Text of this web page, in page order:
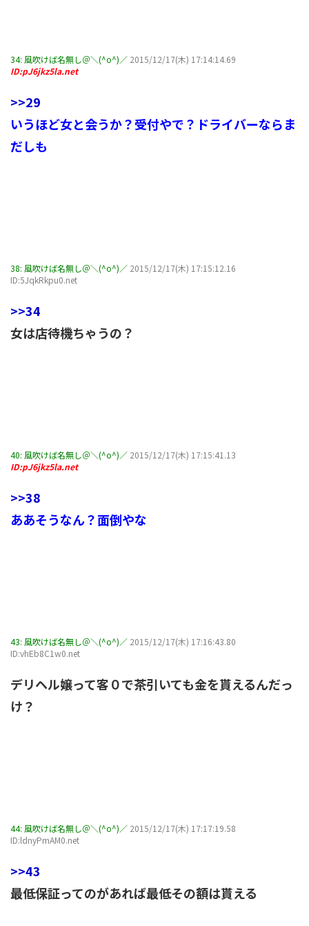
34: 風吹けば名無し＠＼(^o^)／ 2015/12/17(木) 17:14:14.69
ID:pJ6jkz5la.net
>>29
いうほど女と会うか？受付やで？ドライバーならま
だしも
38: 風吹けば名無し＠＼(^o^)／ 2015/12/17(木) 17:15:12.16
ID:5JqkRkpu0.net
>>34
女は店待機ちゃうの？
40: 風吹けば名無し＠＼(^o^)／ 2015/12/17(木) 17:15:41.13
ID:pJ6jkz5la.net
>>38
ああそうなん？面倒やな
43: 風吹けば名無し＠＼(^o^)／ 2015/12/17(木) 17:16:43.80
ID:vhEb8C1w0.net
デリヘル嬢って客０で茶引いても金を貰えるんだっ
け？
44: 風吹けば名無し＠＼(^o^)／ 2015/12/17(木) 17:17:19.58
ID:ldnyPmAM0.net
>>43
最低保証ってのがあれば最低その額は貰える